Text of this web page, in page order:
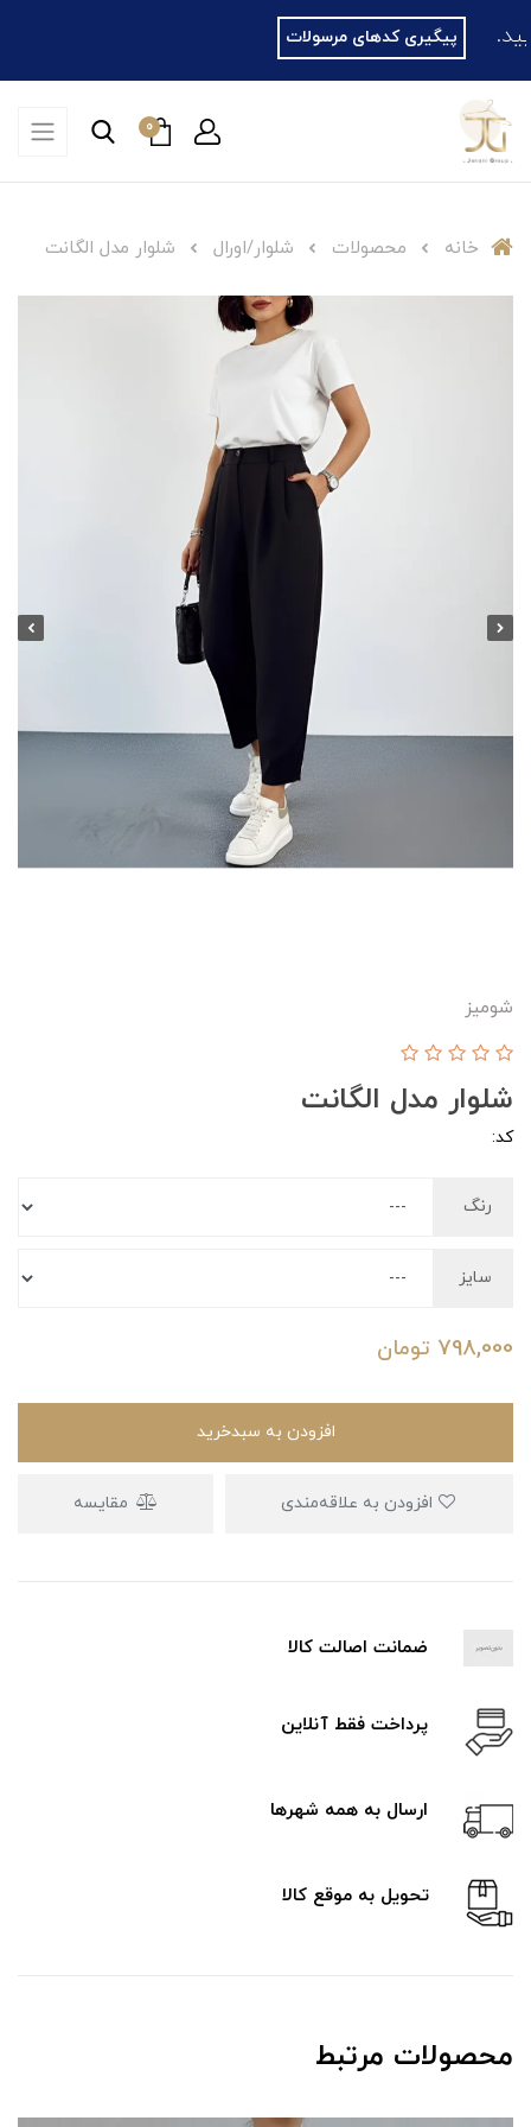
پیگیری کدهای مرسولات
0
خانه محصولات شلوار/اورال شلوار مدل الگانت
شومیز
شلوار مدل الگانت
کد:
رنگ
سایز
798,000 تومان
افزودن به سبدخرید
مقایسه
ضمانت اصالت کالا
پرداخت فقط آنلاین
ارسال به همه شهرها
تحویل به موقع کالا
محصولات مرتبط